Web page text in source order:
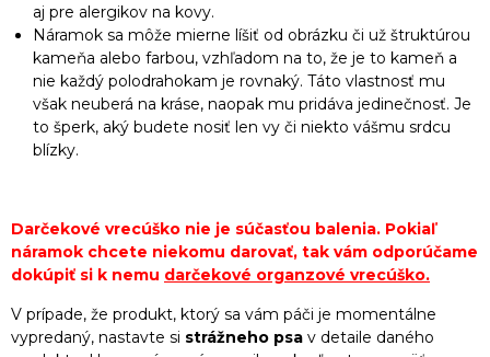
aj pre alergikov na kovy.
Náramok sa môže mierne líšiť od obrázku či už štruktúrou
kameňa alebo farbou, vzhľadom na to, že je to kameň a
nie každý polodrahokam je rovnaký. Táto vlastnosť mu
však neuberá na kráse, naopak mu pridáva jedinečnosť. Je
to šperk, aký budete nosiť len vy či niekto vášmu srdcu
blízky.
Darčekové vrecúško nie je súčasťou balenia. Pokiaľ
náramok chcete niekomu darovať, tak vám odporúčame
dokúpiť si k nemu darčekové organzové vrecúško.
V prípade, že produkt, ktorý sa vám páči je momentálne
vypredaný, nastavte si strážneho psa v detaile daného